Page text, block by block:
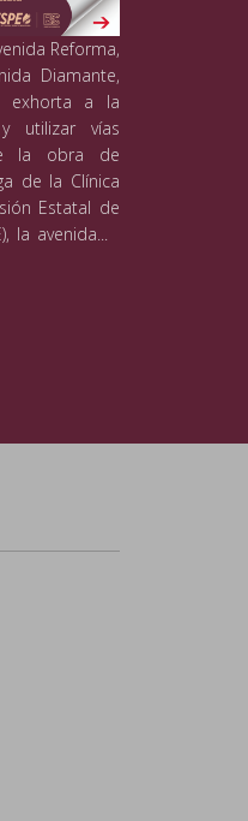
Reforma,
Diamante,
exhorta a la
utilizar vías
la obra de
de la Clínica
Estatal de
la avenida...